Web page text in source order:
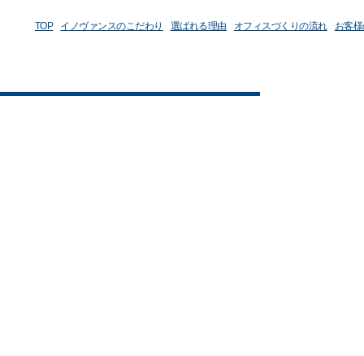
TOP イノヴァンスのこだわり 選ばれる理由 オフィスづくりの流れ お客